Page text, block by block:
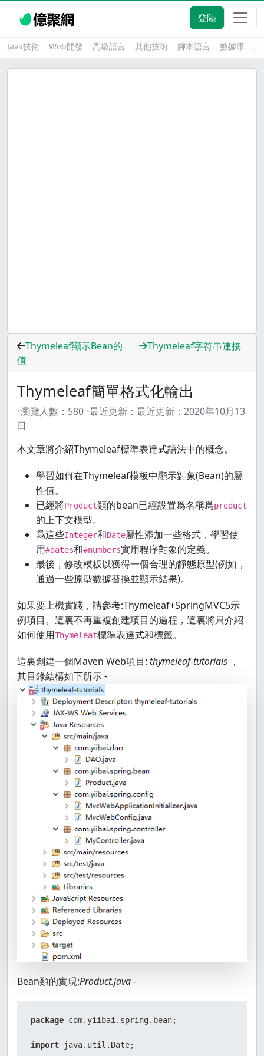
登陸
Java技術 Web開發 高級語言 其他技術 腳本語言 數據庫
Thymeleaf顯示Bean的
值
Thymeleaf字符串連接
Thymeleaf簡單格式化輸出
瀏覽人數： 580 最近更新： 最近更新： 2020年10月13
日
本文章將介紹Thymeleaf標準表達式語法中的概念。
學習如何在Thymeleaf模板中顯示對象(Bean)的屬
性值。
已經將Product類的bean已經設置爲名稱爲product
的上下文模型。
爲這些Integer和Date屬性添加一些格式，學習使
用#dates和#numbers實用程序對象的定義。
最後，修改模板以獲得一個合理的靜態原型(例如，
通過一些原型數據替換並顯示結果)。
如果要上機實踐，請參考:Thymeleaf+SpringMVC5示
例項目。這裏不再重複創建項目的過程，這裏將只介紹
如何使用Thymeleaf標準表達式和標籤。
這裏創建一個Maven Web項目: thymeleaf-tutorials ，
其目錄結構如下所示 -
Bean類的實現:Product.java-
package com.yiibai.spring.bean;
import java.util.Date;